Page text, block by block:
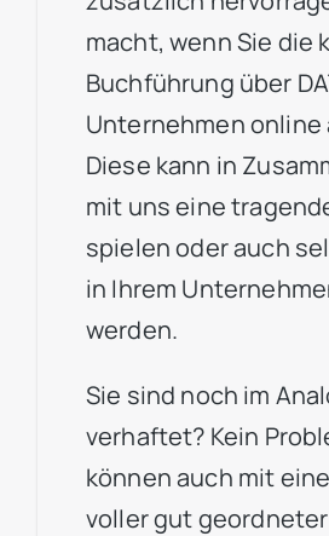
macht, wenn Sie die
Buchführung über
Unternehmen online
Diese kann in
mit uns eine
spielen oder auch
in Ihrem
werden.
Sie sind noch im
verhaftet? Kein
können auch mit
voller gut